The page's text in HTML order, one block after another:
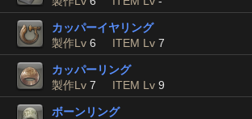
カッパーイヤリング
製作Lv 6 ITEM Lv 7
カッパーリング
製作Lv 7 ITEM Lv 9
ボーンリング